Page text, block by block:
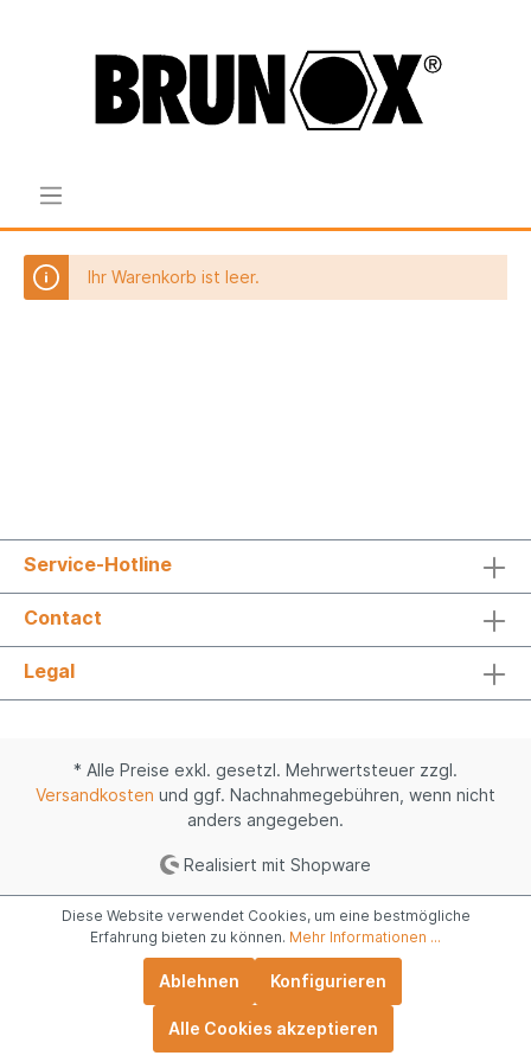
Ihr Warenkorb ist leer.
Service-Hotline
Contact
Legal
* Alle Preise exkl. gesetzl. Mehrwertsteuer zzgl.
Versandkosten und ggf. Nachnahmegebühren, wenn nicht
anders angegeben.
Realisiert mit Shopware
Diese Website verwendet Cookies, um eine bestmögliche
Erfahrung bieten zu können. Mehr Informationen ...
Ablehnen Konfigurieren
Alle Cookies akzeptieren